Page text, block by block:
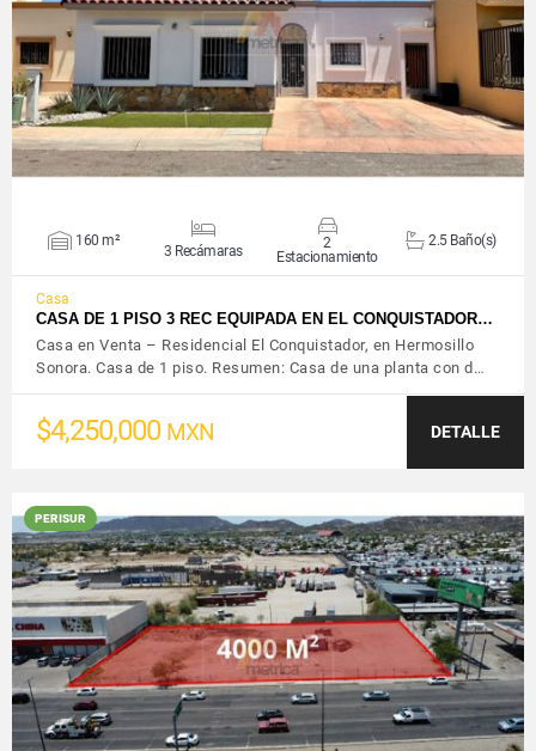
VER DETALLES
160 m²
3 Recámaras
2
Estacionamiento
2.5 Baño(s)
Casa
CASA DE 1 PISO 3 REC EQUIPADA EN EL CONQUISTADOR…
Casa en Venta – Residencial El Conquistador, en Hermosillo
Sonora. Casa de 1 piso. Resumen: Casa de una planta con d…
$4,250,000 MXN DETALLE
PERISUR
VER DETALLES